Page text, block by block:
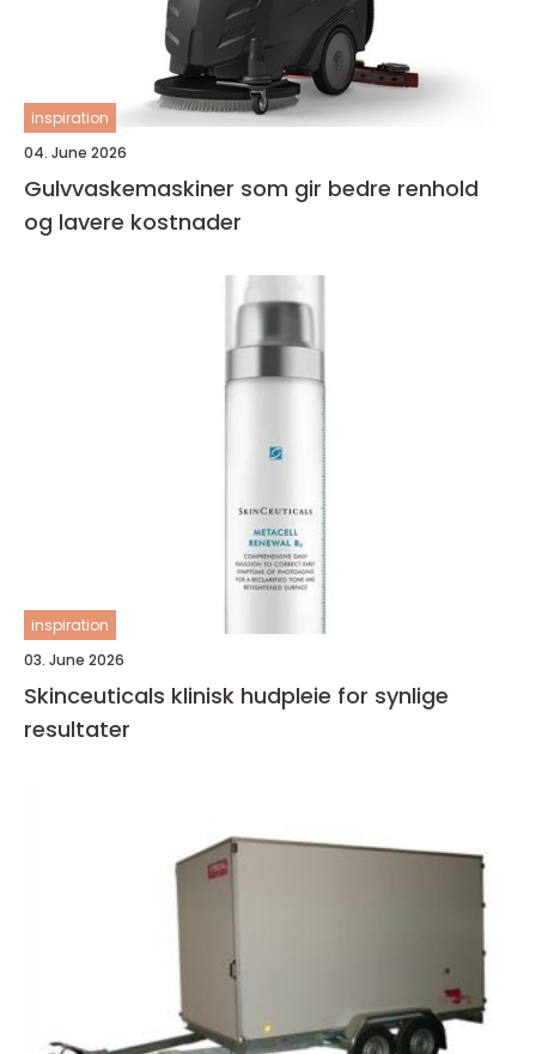
inspiration
04. June 2026
Gulvvaskemaskiner som gir bedre renhold
og lavere kostnader
inspiration
03. June 2026
Skinceuticals klinisk hudpleie for synlige
resultater